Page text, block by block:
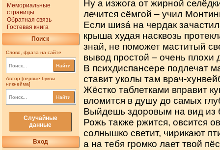
Мемориальные
страницы
Обратная связь
Гостевая книга
Поиск
Слово, фраза на сайте
Найти
Автор [первые буквы
никнейма]
Найти
Случайные
данные
Вход
Ну а изжога от жирной
лечится сёмгой – учил
Если шиза́ на чердак
крыша худая насквозь
знай, не поможет маститый
вывод простой – очень плохи
В психдиспансере подлечат
ставит уколы там врач-
Жёстко таблетками вправит
вломится в душу до самых
Выйдешь здоровым на вид из
Рожь также ржится, овсится
солнышко светит, чирикают
а на тебя громко лает твой